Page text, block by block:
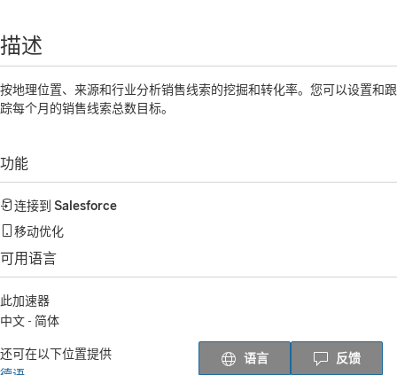
描述
按地理位置、来源和行业分析销售线索的挖掘和转化率。您可以设置和跟
踪每个月的销售线索总数目标。
功能
连接到 Salesforce
移动优化
可用语言
此加速器
中文 - 简体
还可在以下位置提供
语言 反馈